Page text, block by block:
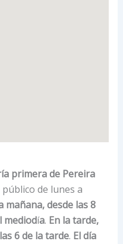
primera de Pereira
de lunes a
mañana, desde las 8
mediodía. En la tarde,
6 de la tarde. El día